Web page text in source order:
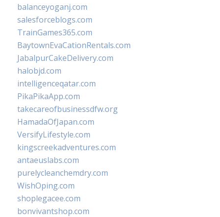
balanceyoganj.com
salesforceblogs.com
TrainGames365.com
BaytownEvaCationRentals.com
JabalpurCakeDelivery.com
halobjd.com
intelligenceqatar.com
PikaPikaApp.com
takecareofbusinessdfw.org
HamadaOfJapan.com
VersifyLifestyle.com
kingscreekadventures.com
antaeuslabs.com
purelycleanchemdry.com
WishOping.com
shoplegacee.com
bonvivantshop.com